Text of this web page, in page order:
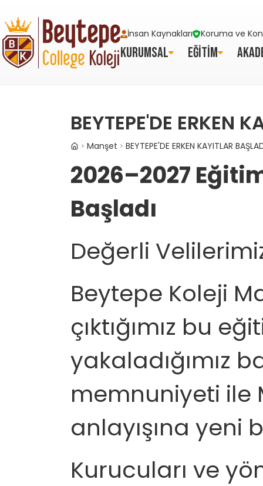
İnsan Kaynakları Koruma ve
KURUMSAL EĞİTİM
BEYTEPE'DE ERKEN
Manşet BEYTEPE'DE ERKEN KAYITLAR
2026–2027
Başladı
Değerli
Beytepe Koleji
çıktığımız bu
yakaladığımız
memnuniyeti ile
anlayışına yeni
Kurucuları ve